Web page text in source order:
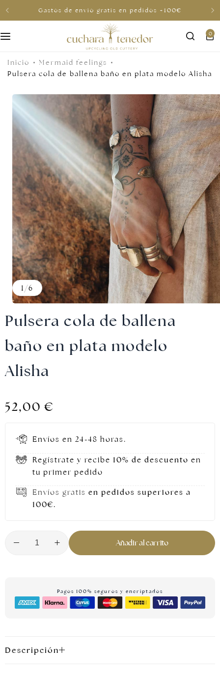
Gastos de envio gratis en pedidos +100€
0
Inicio
Mermaid feelings
Pulsera cola de ballena baño en plata modelo Alisha
1 /6
Pulsera cola de ballena
baño en plata modelo
Alisha
52,00€
Envíos en 24-48 horas.
Regístrate y recibe 10% de descuento en
tu primer pedido
Envíos gratis en pedidos superiores a
100€.
Añadir al carrito
Pagos 100% seguros y encriptados
Descripción
Joyas doradas
Para él
Para compartir
Por menos de 30€
Tarjetas regalo